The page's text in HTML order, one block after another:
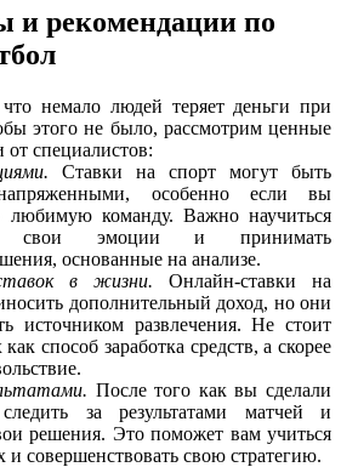
и рекомендации по
немало людей теряет деньги при
этого не было, рассмотрим ценные
специалистов:
Ставки на спорт могут быть
особенно если вы
любимую команду. Важно научиться
свои эмоции и принимать
основанные на анализе.
в жизни. Онлайн-ставки на
дополнительный доход, но они
источником развлечения. Не стоит
способ заработка средств, а скорее
После того как вы сделали
за результатами матчей и
решения. Это поможет вам учиться
и совершенствовать свою стратегию.